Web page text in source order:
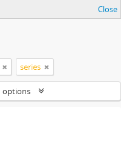
Close
series
options